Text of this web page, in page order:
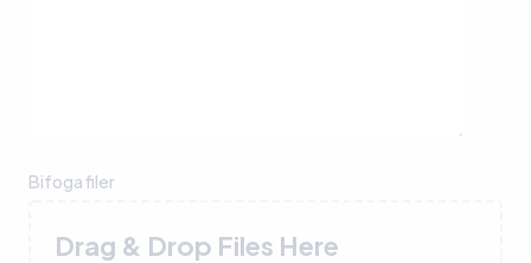
Bifoga filer
Drag & Drop Files Here